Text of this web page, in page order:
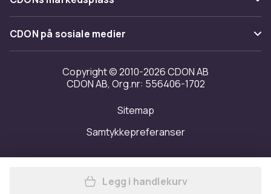
Kundeanmeldelser
Jobbe på CDON
Investor relations
Tilgjengelighet
Merchant Help Center
CDON på sosiale medier
Copyright © 2010-2026 CDON AB
CDON AB, Org.nr: 556406-1702
Sitemap
Samtykkepreferanser
Legg Turen går til Canada
Legg i handlekurv